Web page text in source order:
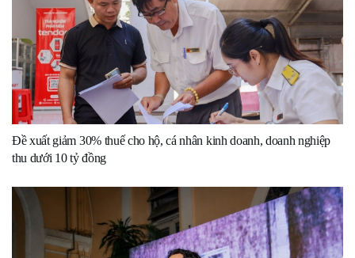
Đề xuất giảm 30% thuế cho hộ, cá nhân kinh doanh, doanh nghiệp
thu dưới 10 tỷ đồng